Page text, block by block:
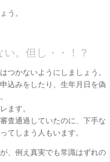
う。
。但し・・！？
つかないようにしましょう。
込みをしたり、生年月日を偽
ます。
査通過していたのに、下手な
てしまう人もいます。
、例え真実でも常識はずれの